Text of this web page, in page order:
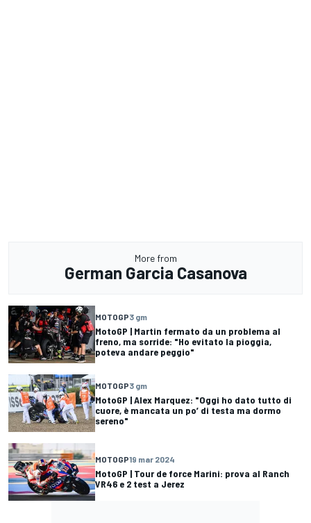
More from
German Garcia Casanova
MOTOGP3 gm
MotoGP | Martin fermato da un problema al
freno, ma sorride: "Ho evitato la pioggia,
poteva andare peggio"
MOTOGP3 gm
MotoGP | Alex Marquez: "Oggi ho dato tutto di
cuore, è mancata un po’ di testa ma dormo
sereno"
MOTOGP19 mar 2024
MotoGP | Tour de force Marini: prova al Ranch
VR46 e 2 test a Jerez